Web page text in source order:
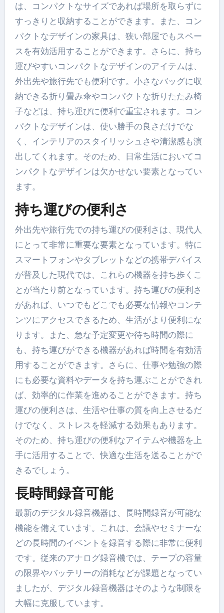
は、コンパクトなサイズであれば場所を取らずに
すっきりと収納することができます。また、コン
パクトなデザインの家具は、狭い部屋でもスペー
スを有効活用することができます。さらに、持ち
運びやすいコンパクトなデザインのアイテムは、
外出先や旅行先でも便利です。小さなバッグに収
納できる折り畳み傘やコンパクトな折りたたみ椅
子などは、持ち運びに便利で重宝されます。コン
パクトなデザインは、使い勝手の良さだけでな
く、インテリアのスタイリッシュさや清潔感も演
出してくれます。そのため、日常生活においてコ
ンパクトなデザインは欠かせない要素となってい
ます。
持ち運びの便利さ
外出先や旅行先での持ち運びの便利さは、現代人
にとって非常に重要な要素となっています。特に
スマートフォンやタブレットなどの携帯デバイス
が普及した現代では、これらの機器を持ち歩くこ
とが当たり前となっています。持ち運びの便利さ
があれば、いつでもどこでも必要な情報やコンテ
ンツにアクセスできるため、生活がより便利にな
ります。また、急な予定変更や待ち時間の際に
も、持ち運びができる機器があれば時間を有効活
用することができます。さらに、仕事や勉強の際
にも必要な資料やデータを持ち運ぶことができれ
ば、効率的に作業を進めることができます。持ち
運びの便利さは、生活や仕事の質を向上させるだ
けでなく、ストレスを軽減する効果もあります。
そのため、持ち運びの便利なアイテムや機器を上
手に活用することで、快適な生活を送ることがで
きるでしょう。
長時間録音可能
最新のデジタル録音機器は、長時間録音が可能な
機能を備えています。これは、会議やセミナーな
どの長時間のイベントを録音する際に非常に便利
です。従来のアナログ録音機では、テープの容量
の限界やバッテリーの消耗などが課題となってい
ましたが、デジタル録音機器はそのような制限を
大幅に克服しています。